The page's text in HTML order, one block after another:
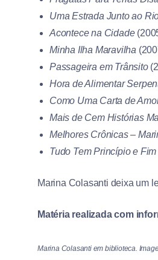
Uma Estrada Junto ao
Acontece na Cidade
Minha Ilha Maravilha
Passageira em Trânsito
Hora de Alimentar
Como Uma Carta de
Mais de Cem Histórias
Melhores Crônicas –
Tudo Tem Princípio e Fim
Marina Colasanti deixa um
Matéria realizada com
Marina Colasanti em biblioteca.